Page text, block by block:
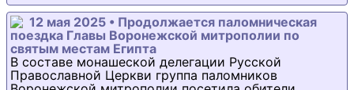
12 мая 2025 • Продолжается паломническая
поездка Главы Воронежской митрополии по
святым местам Египта
В составе монашеской делегации Русской
Православной Церкви группа паломников